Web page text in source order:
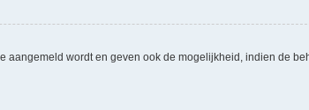
aangemeld wordt en geven ook de mogelijkheid, indien de